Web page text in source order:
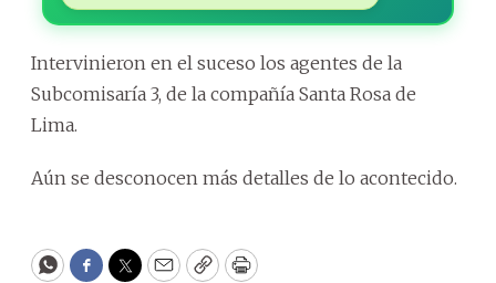
Intervinieron en el suceso los agentes de la
Subcomisaría 3, de la compañía Santa Rosa de
Lima.
Aún se desconocen más detalles de lo acontecido.
WhatsApp
Facebook
Twitter
EmailCopyPrint